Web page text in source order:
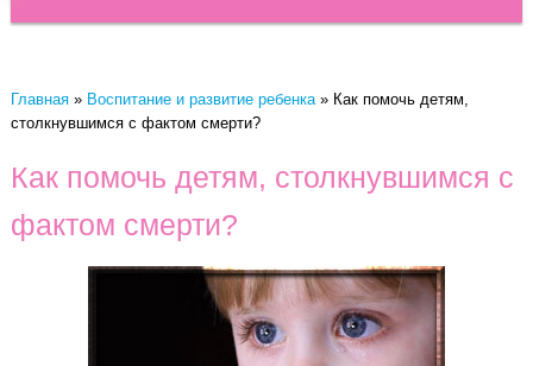
Главная» Воспитание и развитие ребенка» Как помочь детям,
столкнувшимся с фактом смерти?
Как помочь детям, столкнувшимся с
фактом смерти?